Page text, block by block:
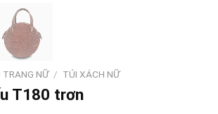
TRANG NỮ / TÚI XÁCH NỮ
T180 trơn